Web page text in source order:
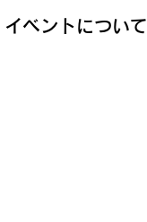
イベントについて